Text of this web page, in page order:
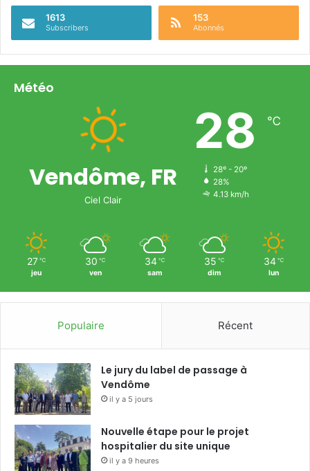
1613
Subscribers
153
Abonnés
Météo
Vendôme, FR
Ciel Clair
28 ℃
28º - 20º
28%
4.13 km/h
27 ℃
jeu
30 ℃
ven
34 ℃
sam
35 ℃
dim
34 ℃
lun
Populaire Récent
Le jury du label de passage à
Vendôme
il y a 5 jours
Nouvelle étape pour le projet
hospitalier du site unique
il y a 9 heures